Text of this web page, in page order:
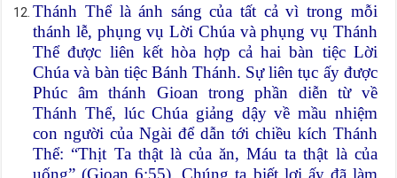
Thánh Thể là ánh sáng của tất cả vì trong mỗi
thánh lễ, phụng vụ Lời Chúa và phụng vụ Thánh
Thể được liên kết hòa hợp cả hai bàn tiệc Lời
Chúa và bàn tiệc Bánh Thánh. Sự liên tục ấy được
Phúc âm thánh Gioan trong phần diễn từ về
Thánh Thể, lúc Chúa giảng dậy về mầu nhiệm
con người của Ngài để dẫn tới chiều kích Thánh
Thể: “Thịt Ta thật là của ăn, Máu ta thật là của
uống” (Gioan 6:55). Chúng ta biết lơi ấy đã làm